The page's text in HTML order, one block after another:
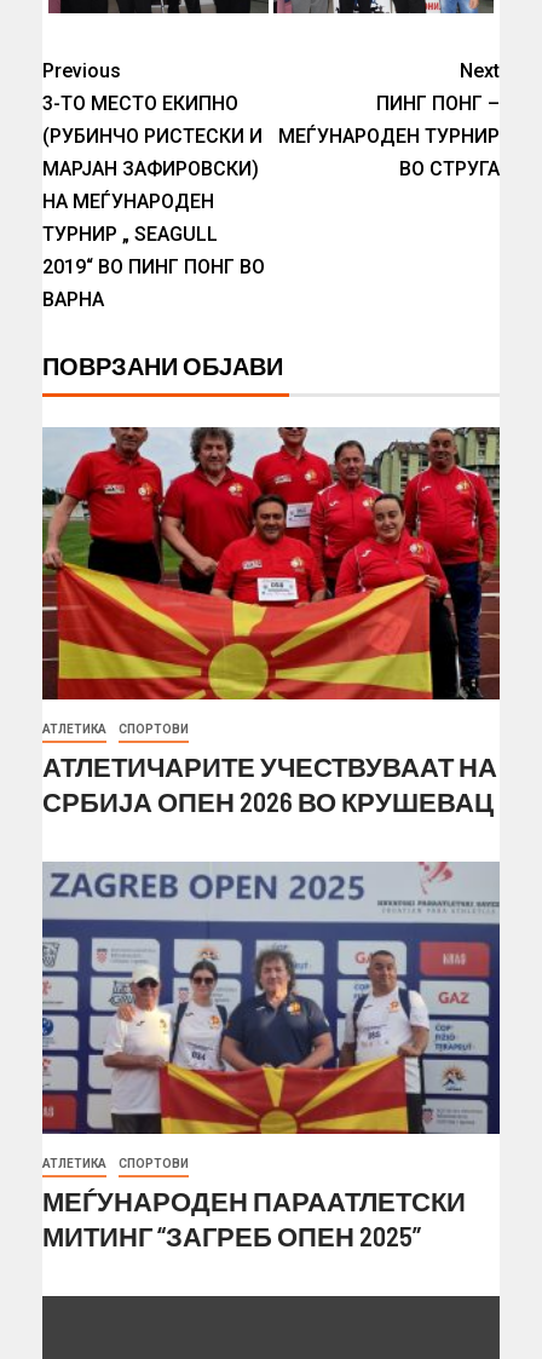
Previous
3-ТО МЕСТО ЕКИПНО
(РУБИНЧО РИСТЕСКИ И
МАРЈАН ЗАФИРОВСКИ)
НА МЕЃУНАРОДЕН
ТУРНИР „ SEAGULL
2019“ ВО ПИНГ ПОНГ ВО
ВАРНА
Next
ПИНГ ПОНГ –
МЕЃУНАРОДЕН ТУРНИР
ВО СТРУГА
ПОВРЗАНИ ОБЈАВИ
АТЛЕТИКА СПОРТОВИ
АТЛЕТИЧАРИТЕ УЧЕСТВУВААТ НА
СРБИЈА ОПЕН 2026 ВО КРУШЕВАЦ
АТЛЕТИКА СПОРТОВИ
МЕЃУНАРОДЕН ПАРААТЛЕТСКИ
МИТИНГ “ЗАГРЕБ ОПЕН 2025”